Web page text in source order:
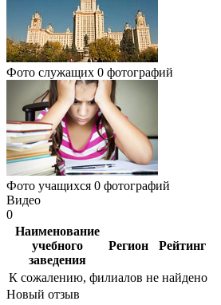
Фото служащих 0 фотографий
Фото учащихся 0 фотографий
Видео
0
Наименование
учебного
заведения
Регион Рейтинг
К сожалению, филиалов не найдено
Новый отзыв